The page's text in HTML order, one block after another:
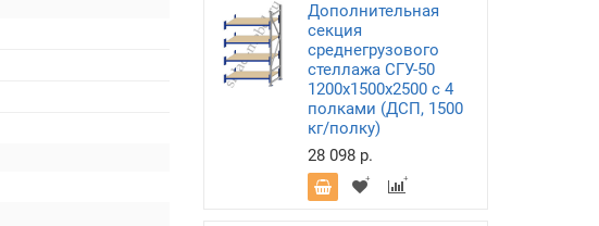
Дополнительная
секция
среднегрузового
стеллажа СГУ-50
1200х1500х2500 с 4
полками (ДСП, 1500
кг/полку)
28 098 р.